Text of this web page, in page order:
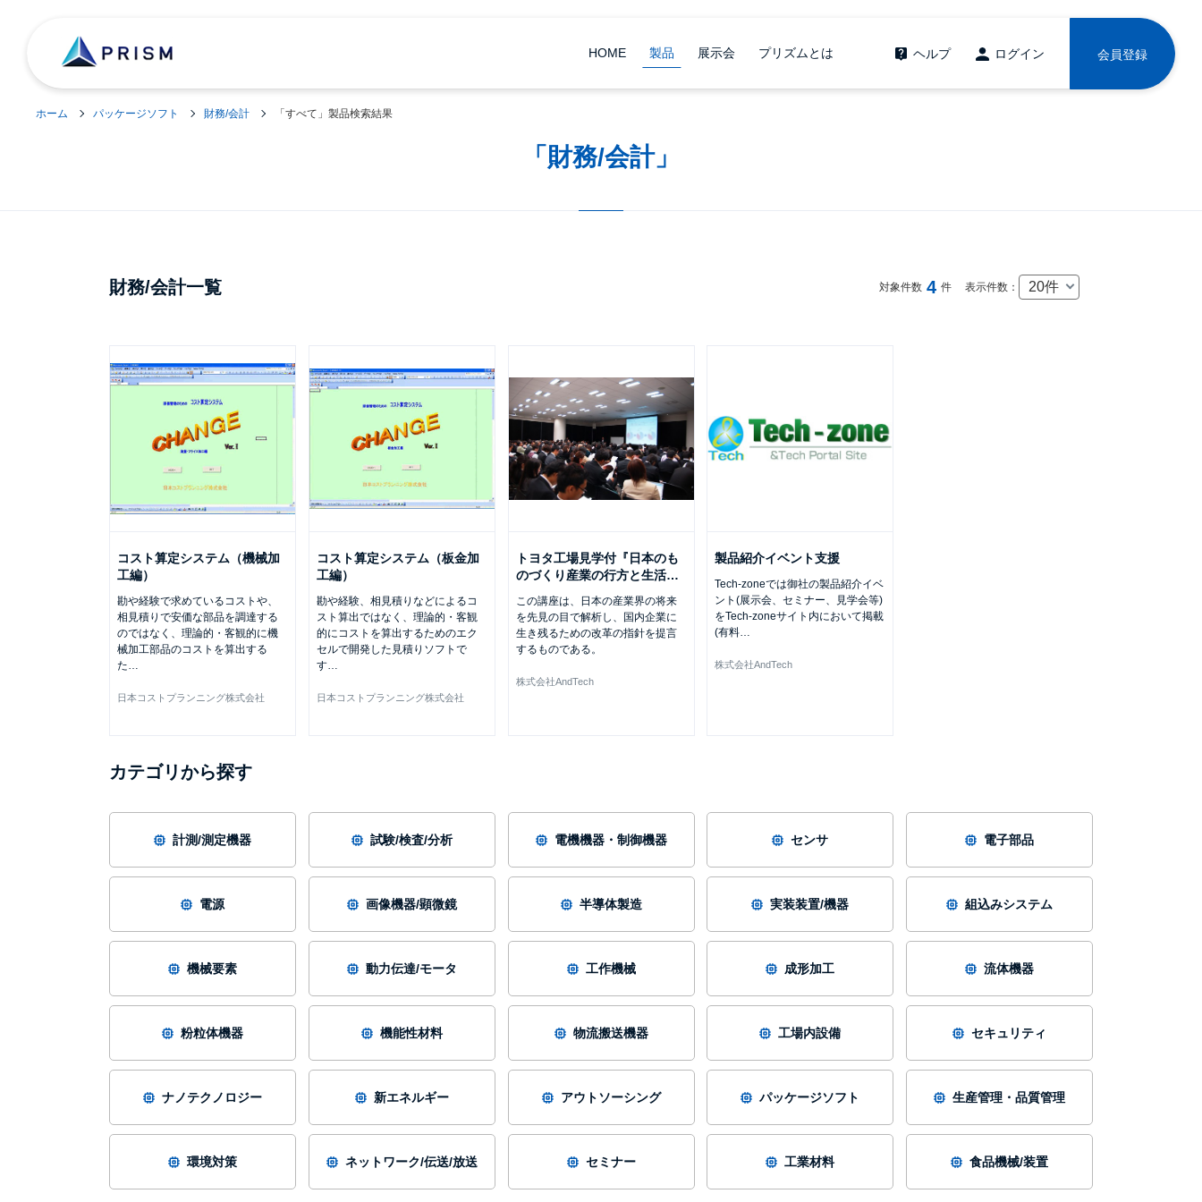
HOME 製品 展示会 プリズムとは ヘルプ ログイン 会員登録
ホーム パッケージソフト 財務/会計 「すべて」製品検索結果
「財務/会計」
財務/会計一覧 対象件数 4 件 表示件数： 20件
コスト算定システム（機械加
工編）
勘や経験で求めているコストや、
相見積りで安価な部品を調達する
のではなく、理論的・客観的に機
械加工部品のコストを算出する
た…
日本コストプランニング株式会社
コスト算定システム（板金加
工編）
勘や経験、相見積りなどによるコ
スト算出ではなく、理論的・客観
的にコストを算出するためのエク
セルで開発した見積りソフトで
す…
日本コストプランニング株式会社
トヨタ工場見学付『日本のも
のづくり産業の行方と生活…
この講座は、日本の産業界の将来
を先見の目で解析し、国内企業に
生き残るための改革の指針を提言
するものである。
株式会社AndTech
製品紹介イベント支援
Tech-zoneでは御社の製品紹介イベ
ント(展示会、セミナー、見学会等)
をTech-zoneサイト内において掲載
(有料…
株式会社AndTech
カテゴリから探す
計測/測定機器 試験/検査/分析 電機機器・制御機器 センサ 電子部品
電源 画像機器/顕微鏡 半導体製造 実装装置/機器 組込みシステム
機械要素 動力伝達/モータ 工作機械 成形加工 流体機器
粉粒体機器 機能性材料 物流搬送機器 工場内設備 セキュリティ
ナノテクノロジー 新エネルギー アウトソーシング パッケージソフト 生産管理・品質管理
環境対策 ネットワーク/伝送/放送 セミナー 工業材料 食品機械/装置